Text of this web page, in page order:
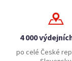
4 000
po celé České